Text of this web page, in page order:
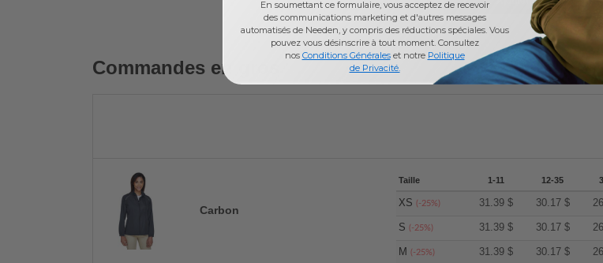
Commandes en gros
Carbon
Taille 1-11 12-35
XS(-25%) 31.39 $ 30.17 $
S(-25%) 31.39 $ 30.17 $
M(-25%) 31.39 $ 30.17 $
En soumettant ce formulaire, vous acceptez de recevoir
des communications marketing et d'autres messages
automatisés de Needen, y compris des réductions spéciales. Vous
pouvez vous désinscrire à tout moment. Consultez
nos Conditions Généraleset notre Politique
de Privacité.